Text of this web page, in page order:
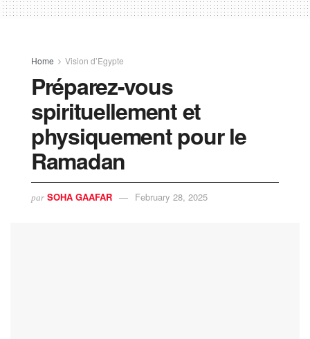
Home Vision d’Egypte
Préparez-vous
spirituellement et
physiquement pour le
Ramadan
par SOHA GAAFAR February 28, 2025